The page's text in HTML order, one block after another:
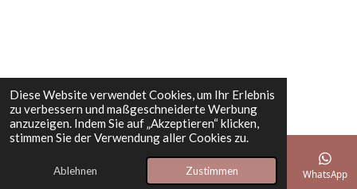
Diese Website verwendet Cookies, um Ihr Erlebnis
zu verbessern und maßgeschneiderte Werbung
anzuzeigen. Indem Sie auf „Akzeptieren“ klicken,
stimmen Sie der Verwendung aller Cookies zu.
Ablehnen Zustimmen
E-Mail Telefon Karte Facebook WhatsApp